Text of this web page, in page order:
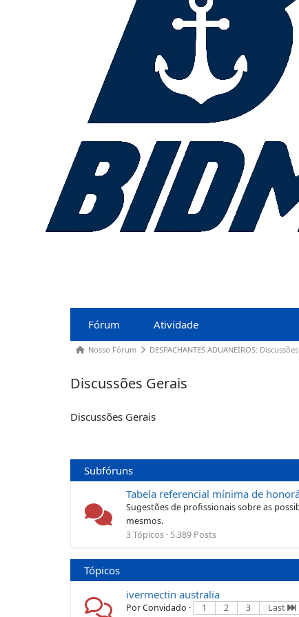
Fórum Atividade
Nosso Fórum DESPACHANTES ADUANEIROS:
Discussões Gerais
Discussões Gerais
Subfóruns
Tabela referencial mínima de
Sugestões de profissionais sobre as
mesmos.
3 Tópicos · 5.389 Posts
Tópicos
ivermectin australia
Por Convidado · 1 2 3
Last